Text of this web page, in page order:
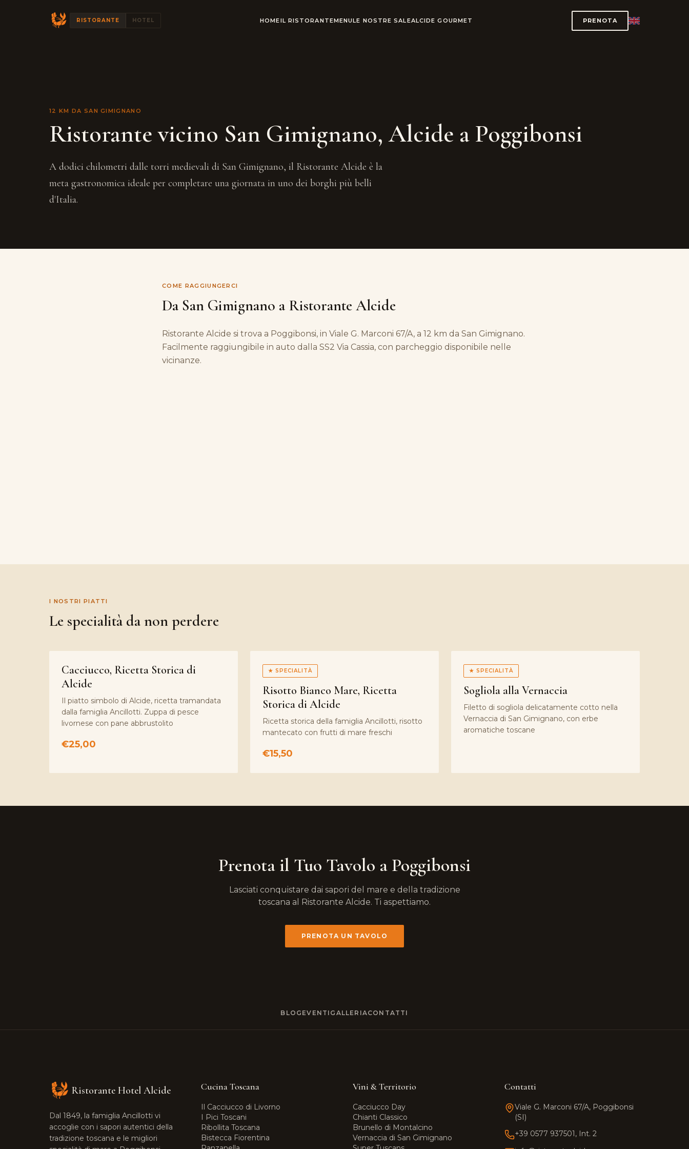
RISTORANTE HOTEL HOMEIL RISTORANTEMENULE NOSTRE SALEALCIDE GOURMET PRENOTA
12 KM DA SAN GIMIGNANO
Ristorante vicino San Gimignano, Alcide a Poggibonsi
A dodici chilometri dalle torri medievali di San Gimignano, il Ristorante Alcide è la
meta gastronomica ideale per completare una giornata in uno dei borghi più belli
d'Italia.
COME RAGGIUNGERCI
Da San Gimignano a Ristorante Alcide
Ristorante Alcide si trova a Poggibonsi, in Viale G. Marconi 67/A, a 12 km da San Gimignano.
Facilmente raggiungibile in auto dalla SS2 Via Cassia, con parcheggio disponibile nelle
vicinanze.
I NOSTRI PIATTI
Le specialità da non perdere
Cacciucco, Ricetta Storica di
Alcide
Il piatto simbolo di Alcide, ricetta tramandata
dalla famiglia Ancillotti. Zuppa di pesce
livornese con pane abbrustolito
€25,00
★ SPECIALITÀ
Risotto Bianco Mare, Ricetta
Storica di Alcide
Ricetta storica della famiglia Ancillotti, risotto
mantecato con frutti di mare freschi
€15,50
★ SPECIALITÀ
Sogliola alla Vernaccia
Filetto di sogliola delicatamente cotto nella
Vernaccia di San Gimignano, con erbe
aromatiche toscane
Prenota il Tuo Tavolo a Poggibonsi
Lasciati conquistare dai sapori del mare e della tradizione
toscana al Ristorante Alcide. Ti aspettiamo.
PRENOTA UN TAVOLO
BLOG EVENTI GALLERIACONTATTI
Ristorante Hotel Alcide
Dal 1849, la famiglia Ancillotti vi
accoglie con i sapori autentici della
tradizione toscana e le migliori
Cucina Toscana
Il Cacciucco di Livorno
I Pici Toscani
Ribollita Toscana
Bistecca Fiorentina
Vini & Territorio
Cacciucco Day
Chianti Classico
Brunello di Montalcino
Vernaccia di San Gimignano
Contatti
Viale G. Marconi 67/A, Poggibonsi
(SI)
+39 0577 937501, Int. 2